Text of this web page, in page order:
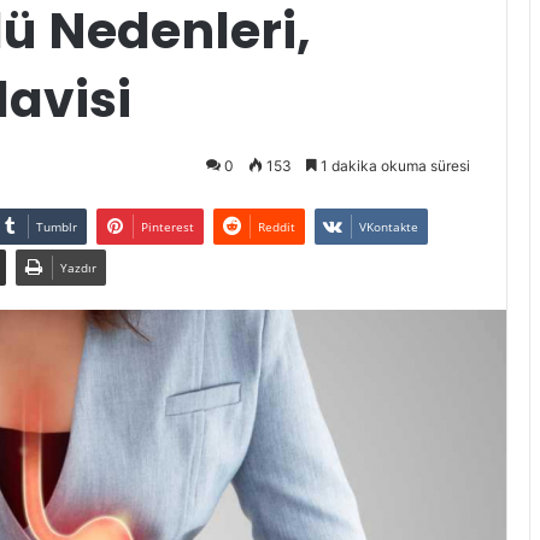
Nedenleri,
0 153 1 dakika okuma süresi
Tumblr Pinterest Reddit VKontakte
Yazdır